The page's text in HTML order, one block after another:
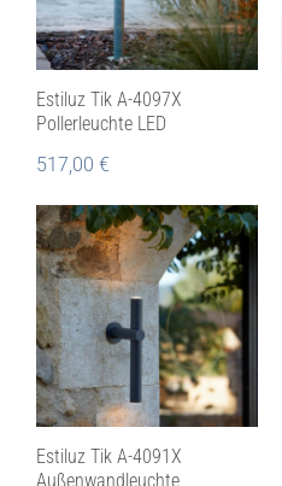
Estiluz Tik A-4097X
Pollerleuchte LED
517,00 €
Estiluz Tik A-4091X
Außenwandleuchte